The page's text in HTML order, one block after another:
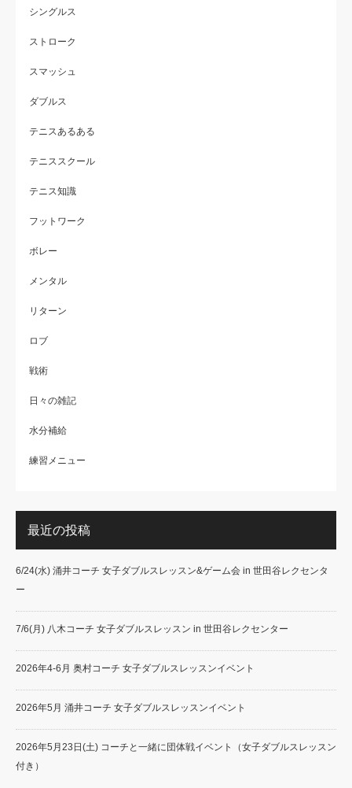
シングルス
ストローク
スマッシュ
ダブルス
テニスあるある
テニススクール
テニス知識
フットワーク
ボレー
メンタル
リターン
ロブ
戦術
日々の雑記
水分補給
練習メニュー
最近の投稿
6/24(水) 涌井コーチ 女子ダブルスレッスン&ゲーム会 in 世田谷レクセンタ
ー
7/6(月) 八木コーチ 女子ダブルスレッスン in 世田谷レクセンター
2026年4-6月 奥村コーチ 女子ダブルスレッスンイベント
2026年5月 涌井コーチ 女子ダブルスレッスンイベント
2026年5月23日(土) コーチと一緒に団体戦イベント（女子ダブルスレッスン
付き）